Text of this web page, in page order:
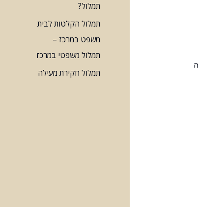
תמלול?
תמלול הקלטות לבית
משפט במרכז –
תמלול משפטי במרכז
תמלול חקירת מעילה